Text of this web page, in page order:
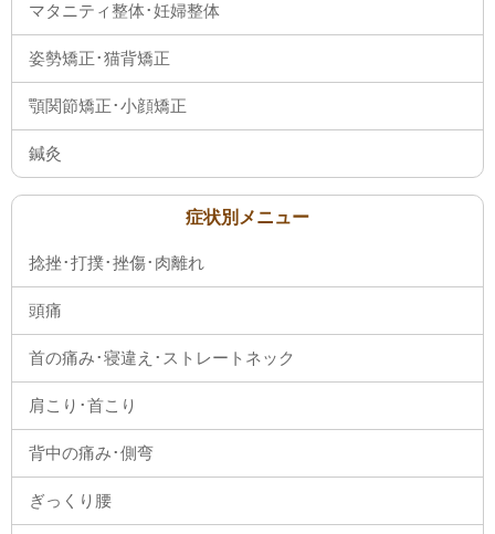
マタニティ整体･妊婦整体
姿勢矯正･猫背矯正
顎関節矯正･小顔矯正
鍼灸
症状別メニュー
捻挫･打撲･挫傷･肉離れ
頭痛
首の痛み･寝違え･ストレートネック
肩こり･首こり
背中の痛み･側弯
ぎっくり腰